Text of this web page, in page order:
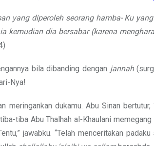
yang diperoleh seorang hamba- Ku
kemudian dia bersabar (karena
bila dibanding dengan jannah
Nya!
dukamu. Abu Sinan bertutur,
tiba Abu Thalhah al-Khaulani
jawabku. “Telah menceritakan